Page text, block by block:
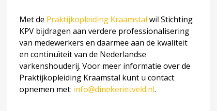
Met de Praktijkopleiding Kraamstal wil Stichting
KPV bijdragen aan verdere professionalisering
van medewerkers en daarmee aan de kwaliteit
en continuïteit van de Nederlandse
varkenshouderij. Voor meer informatie over de
Praktijkopleiding Kraamstal kunt u contact
opnemen met: info@dinekerietveld.nl.